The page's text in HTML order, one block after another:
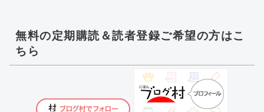
無料の定期購読＆読者登録ご希望の方はこ
ちら